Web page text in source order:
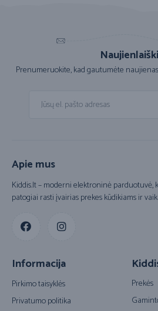
Prenumeruokite, kad gautumėte
Apie mus
Kiddis.lt – moderni elektroninė parduotuvė,
patogiai rasti įvairias prekes kūdikiams ir
Informacija
Pirkimo taisyklės
Privatumo politika
Prekės